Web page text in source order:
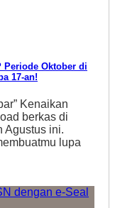
Periode Oktober di
17-an!
Kenaikan
berkas di
Agustus ini.
lupa